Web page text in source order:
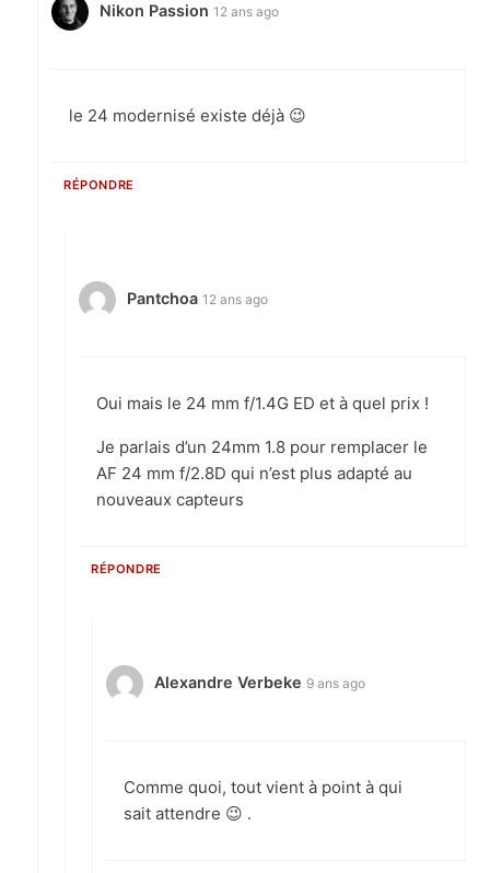
Nikon Passion 12 ans ago
le 24 modernisé existe déjà 😉
RÉPONDRE
Pantchoa 12 ans ago
Oui mais le 24 mm f/1.4G ED et à quel prix !
Je parlais d’un 24mm 1.8 pour remplacer le
AF 24 mm f/2.8D qui n’est plus adapté au
nouveaux capteurs
RÉPONDRE
Alexandre Verbeke 9 ans ago
Comme quoi, tout vient à point à qui
sait attendre 😉 .